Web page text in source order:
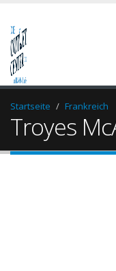
Startseite Frankreich
Troyes